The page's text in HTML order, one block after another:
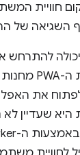
חוויית
דף השגיאה של
יכולה
לפתוח את
שעדיין לא